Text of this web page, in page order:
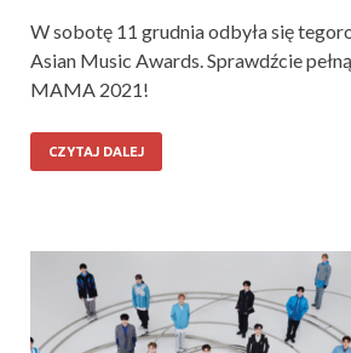
W sobotę 11 grudnia odbyła się
Asian Music Awards. Sprawdźcie
MAMA 2021!
CZYTAJ DALEJ